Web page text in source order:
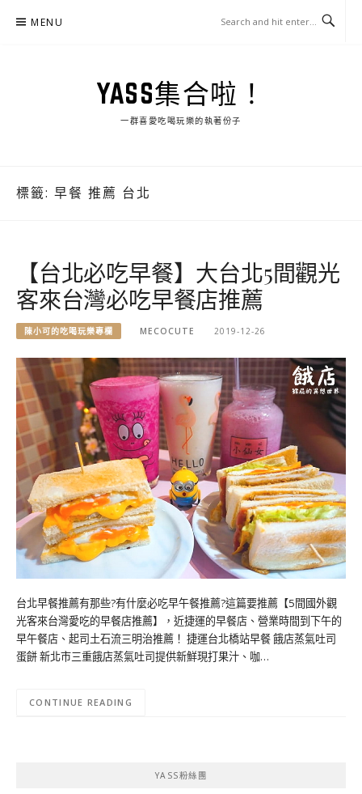
MENU
YASS集合啦！
一群喜愛吃喝玩樂的執著份子
標籤: 早餐 推薦 台北
【台北必吃早餐】大台北5間觀光
客來台灣必吃早餐店推薦
陳小可的吃喝玩樂專欄 MECOCUTE 2019-12-26
台北早餐推薦有那些?有什麼必吃早午餐推薦?這篇要推薦【5間國外觀
光客來台灣愛吃的早餐店推薦】，近捷運的早餐店、營業時間到下午的
早午餐店、起司土石流三明治推薦！ 捷運台北橋站早餐 餓店蒸氣吐司
蛋餅 新北市三重餓店蒸氣吐司提供新鮮現打果汁、咖…
CONTINUE READING
YASS粉絲團